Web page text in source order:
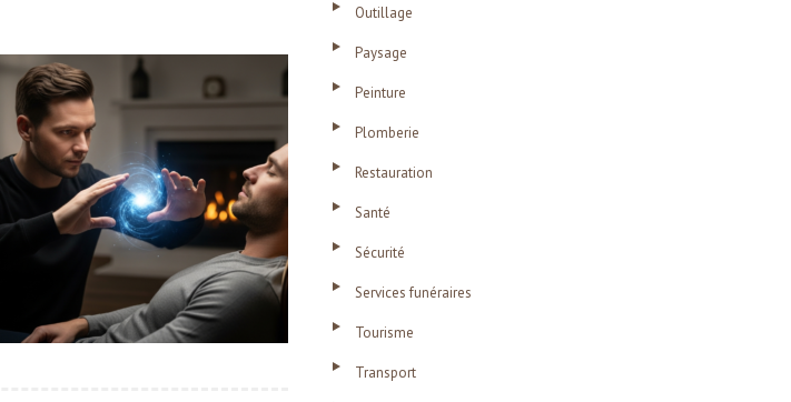
Outillage
Paysage
Peinture
Plomberie
Restauration
Santé
Sécurité
Services funéraires
Tourisme
Transport